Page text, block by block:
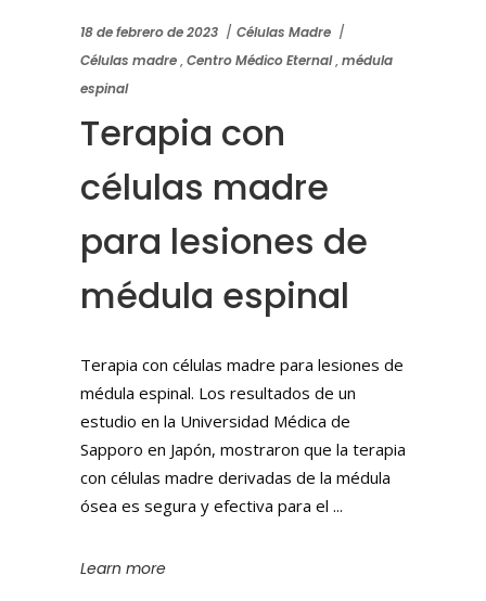
18 de febrero de 2023
Células Madre
Células madre,Centro Médico Eternal,médula
espinal
Terapia con
células madre
para lesiones de
médula espinal
Terapia con células madre para lesiones de
médula espinal. Los resultados de un
estudio en la Universidad Médica de
Sapporo en Japón, mostraron que la terapia
con células madre derivadas de la médula
ósea es segura y efectiva para el
Learn more